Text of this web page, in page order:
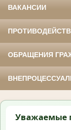
ВАКАНСИИ
ОБРАЩЕНИЯ
Уважаемые